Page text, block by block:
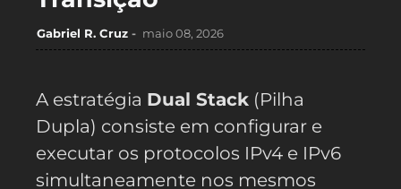
Gabriel R. Cruz maio 08, 2026
A estratégia Dual Stack (Pilha
Dupla) consiste em configurar e
executar os protocolos IPv4 e IPv6
simultaneamente nos mesmos